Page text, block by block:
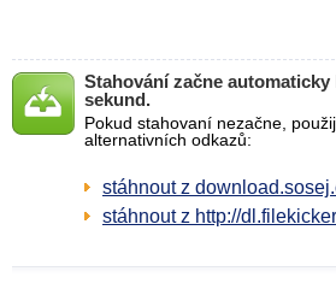
Stahování začne automaticky
sekund.
Pokud stahovaní nezačne,
alternativních odkazů:
stáhnout z
stáhnout z http://